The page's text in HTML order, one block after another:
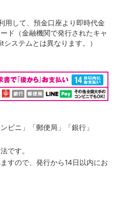
用して、預金口座より即時代金
ド（金融機関で発行されたキャ
ステムとは異なります。）
ビニ」「郵便局」「銀行」
です。
すので、発行から14日以内にお